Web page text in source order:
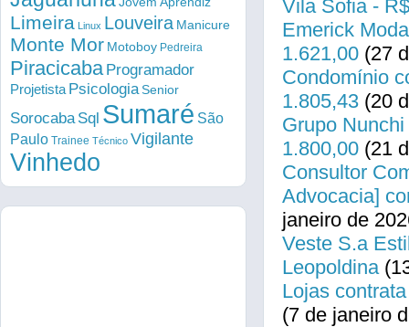
Vila Sofia -
Emerick
1.621,00 (27
Condomínio
1.805,43 (20
Grupo
1.800,00 (21
Consultor
Advocacia]
janeiro de
Veste S.a
Leopoldina
Lojas
(7 de janeiro
Limeira Linux Louveira Manicure
Monte Mor Motoboy Pedreira
Piracicaba Programador
Projetista PsicologiaSenior
Sorocaba Sql Sumaré São
Paulo Trainee Técnico Vigilante
Vinhedo